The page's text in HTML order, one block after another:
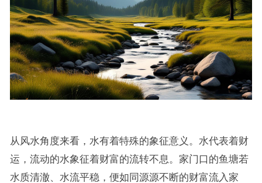
从风水角度来看，水有着特殊的象征意义。水代表着财
运，流动的水象征着财富的流转不息。家门口的鱼塘若
水质清澈、水流平稳，便如同源源不断的财富流入家